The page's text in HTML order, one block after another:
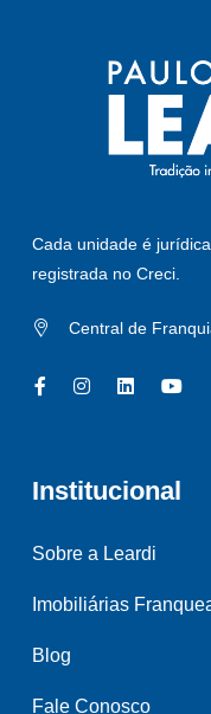
Cada unidade é
registrada no Creci.
Central de
Institucional
Sobre a Leardi
Imobiliárias
Blog
Fale Conosco